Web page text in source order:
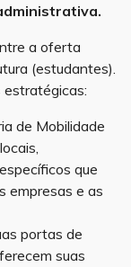
a oferta
(estudantes).
de Mobilidade
que
empresas e as
portas de
suas